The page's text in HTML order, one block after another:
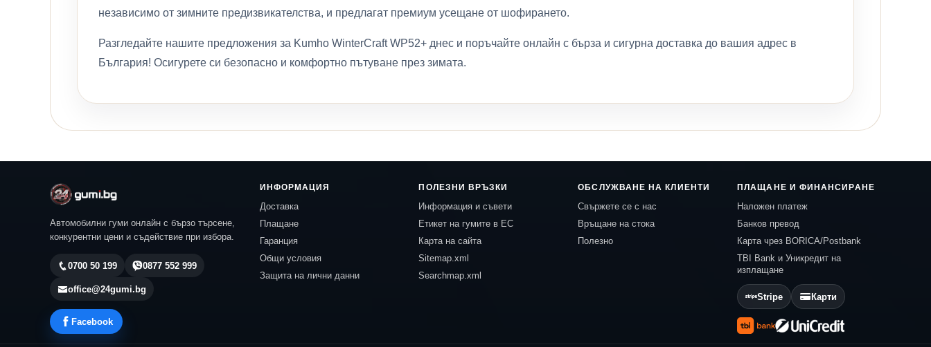
независимо от зимните предизвикателства, и предлагат премиум усещане от шофирането.
Разгледайте нашите предложения за Kumho WinterCraft WP52+ днес и поръчайте онлайн с бърза и сигурна доставка до вашия адрес в
България! Осигурете си безопасно и комфортно пътуване през зимата.
Автомобилни гуми онлайн с бързо търсене,
конкурентни цени и съдействие при избора.
0700 50 199 0877 552 999
office@24gumi.bg
Facebook
ИНФОРМАЦИЯ
Доставка
Плащане
Гаранция
Общи условия
Защита на лични данни
ПОЛЕЗНИ ВРЪЗКИ
Информация и съвети
Етикет на гумите в ЕС
Карта на сайта
Sitemap.xml
Searchmap.xml
ОБСЛУЖВАНЕ НА КЛИЕНТИ
Свържете се с нас
Връщане на стока
Полезно
ПЛАЩАНЕ И ФИНАНСИРАНЕ
Наложен платеж
Банков превод
Карта чрез BORICA/Postbank
TBI Bank и Уникредит на
изплащане
Stripe Карти